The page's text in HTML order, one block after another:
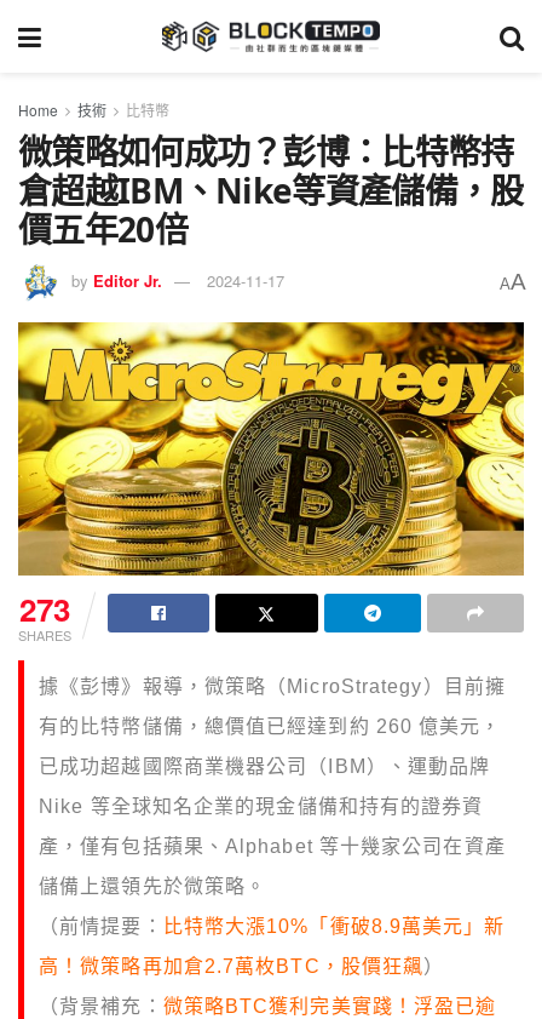
Home 技術 比特幣
微策略如何成功？彭博：比特幣持
倉超越IBM、Nike等資產儲備，股
價五年20倍
by Editor Jr. 2024-11-17 AA
273
SHARES
據《彭博》報導，微策略（MicroStrategy）目前擁
有的比特幣儲備，總價值已經達到約 260 億美元，
已成功超越國際商業機器公司（IBM）、運動品牌
Nike 等全球知名企業的現金儲備和持有的證券資
產，僅有包括蘋果、Alphabet 等十幾家公司在資產
儲備上還領先於微策略。
（前情提要：
比特幣大漲10%「衝破8.9萬美元」新
高！微策略再加倉2.7萬枚BTC，股價狂飆）
（背景補充： 微策略BTC獲利完美實踐！浮盈已逾